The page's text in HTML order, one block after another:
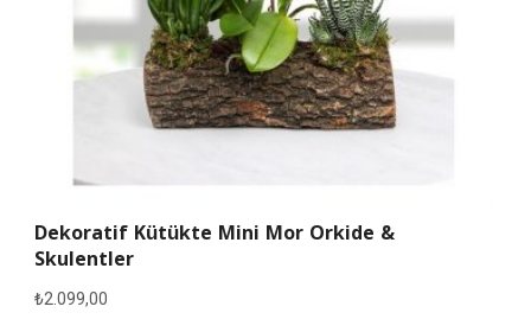
Dekoratif Kütükte Mini Mor Orkide &
Skulentler
₺2.099,00